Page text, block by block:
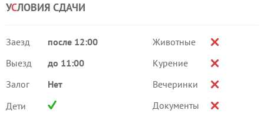
УСЛОВИЯ СДАЧИ
Заезд
после 12:00
Выезд
до 11:00
Залог
Нет
Дети
Животные
Курение
Вечеринки
Документы